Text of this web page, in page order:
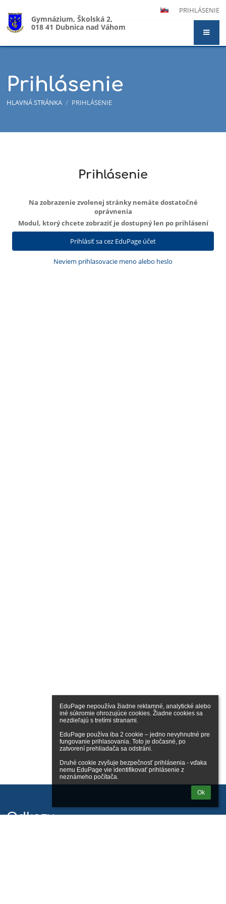
EduPage nepoužíva žiadne reklamné, analytické alebo
iné súkromie ohrozujúce cookies. Žiadne cookies sa
nezdieľajú s tretími stranami.
EduPage používa iba 2 cookie – jedno nevyhnutné pre
fungovanie prihlasovania. Toto je dočasné, po
zatvorení prehliadača sa odstráni.
Druhé cookie zvyšuje bezpečnosť prihlásenia - vďaka
nemu EduPage vie identifikovať prihlásenie z
neznámeho počítača.
Ok
PRIHLÁSENIE
Gymnázium, Školská 2,
018 41 Dubnica nad Váhom
Prihlásenie
HLAVNÁ STRÁNKA / PRIHLÁSENIE
Prihlásenie
Na zobrazenie zvolenej stránky nemáte dostatočné
oprávnenia
Modul, ktorý chcete zobraziť je dostupný len po prihlásení
Prihlásiť sa cez EduPage účet
Neviem prihlasovacie meno alebo heslo
Odkazy